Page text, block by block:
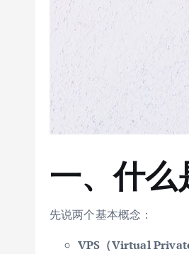
一、什么
先说两个基本概念：
VPS（Virtual